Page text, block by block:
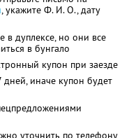
,укажите Ф. И. О.,дату
в дуплексе, но они все
в бунгало
купон при заезде
иначе купон будет
уточнить по телефону